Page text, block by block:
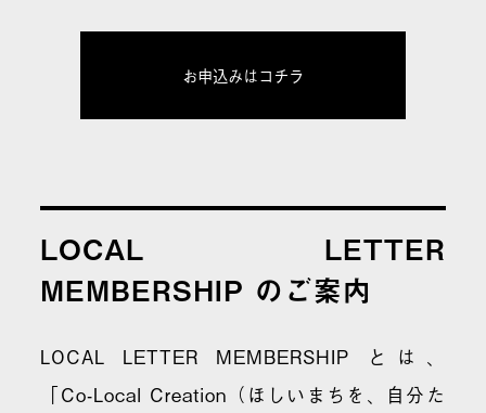
お申込みはコチラ
LOCAL LETTER
MEMBERSHIP のご案内
LOCAL LETTER MEMBERSHIP とは、
「Co-Local Creation（ほしいまちを、自分た